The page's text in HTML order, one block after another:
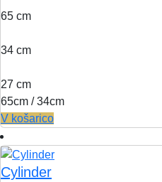
65 cm
34 cm
27 cm
65cm / 34cm
V košarico
Cylinder